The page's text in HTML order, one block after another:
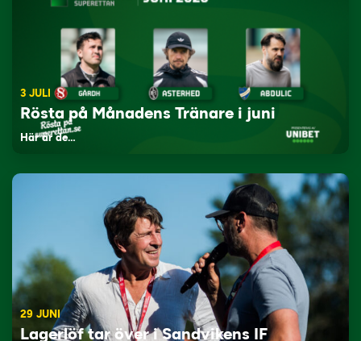
3 JULI
Rösta på Månadens Tränare i juni
Här är de…
29 JUNI
Lagerlöf tar över i Sandvikens IF